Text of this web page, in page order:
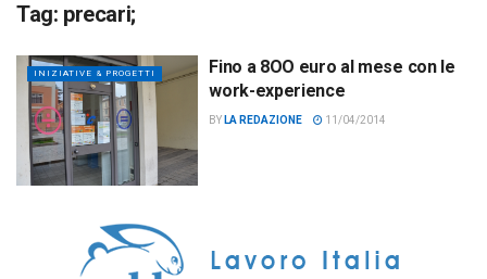
Tag: precari;
INIZIATIVE & PROGETTI
Fino a 8OO euro al mese con le
work-experience
BY LA REDAZIONE 11/04/2014